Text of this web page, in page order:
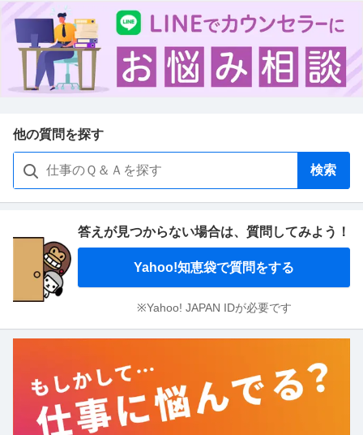
他の質問を探す
検索
答えが見つからない場合は、 質問してみよう！
Yahoo!知恵袋で質問をする
※Yahoo! JAPAN IDが必要です